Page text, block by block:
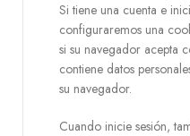
Si tiene una cuenta e
configuraremos una
si su navegador acepta
contiene datos
su navegador.
Cuando inicie sesión,